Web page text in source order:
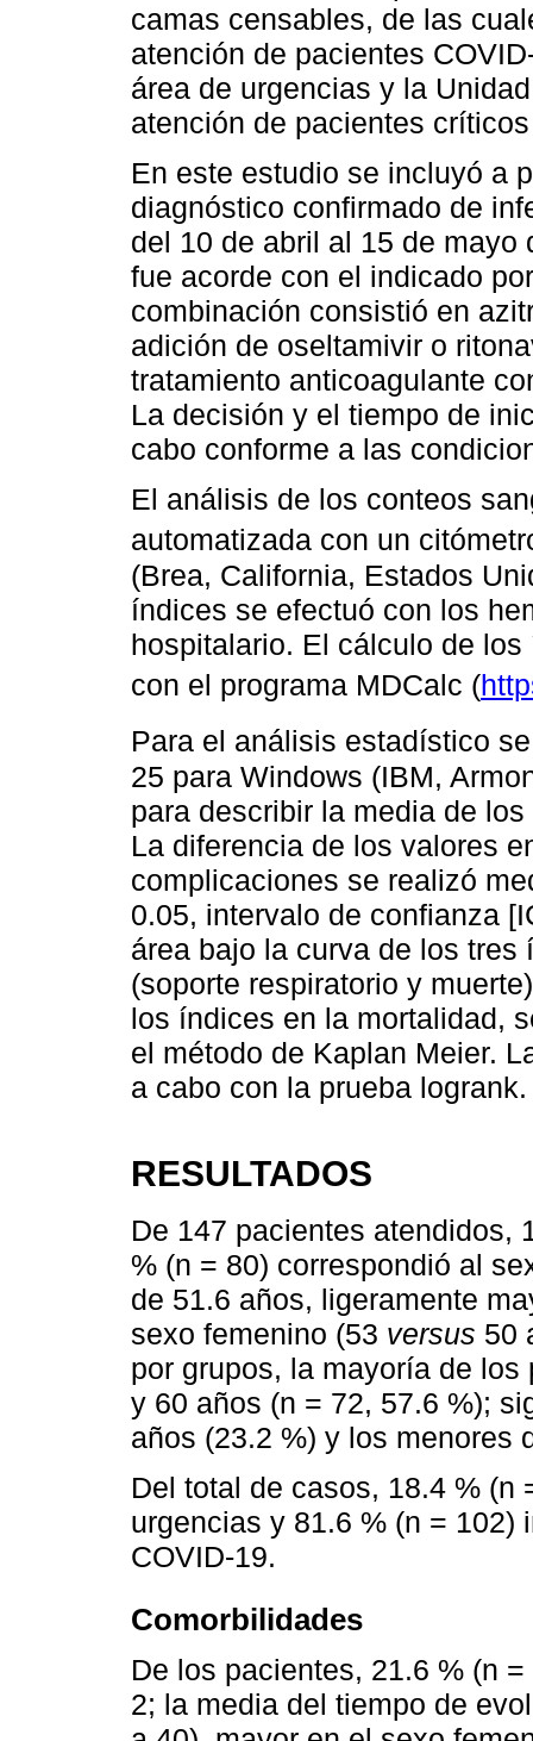
camas censables, de las
atención de pacientes
área de urgencias y la
atención de pacientes
En este estudio se incluyó a
diagnóstico confirmado de
del 10 de abril al 15 de
fue acorde con el indicado
combinación consistió en
adición de oseltamivir o
tratamiento anticoagulante
La decisión y el tiempo de
cabo conforme a las
El análisis de los conteos
automatizada con un
(Brea, California, Estados
índices se efectuó con los
hospitalario. El cálculo de
con el programa MDCalc (
Para el análisis estadístico
25 para Windows (IBM,
para describir la media de
La diferencia de los valores
complicaciones se realizó
0.05, intervalo de confianza
área bajo la curva de los
(soporte respiratorio y
los índices en la mortalidad,
el método de Kaplan Meier.
a cabo con la prueba logrank.
RESULTADOS
De 147 pacientes atendidos,
% (n = 80) correspondió al
de 51.6 años, ligeramente
sexo femenino (53 versus 50
por grupos, la mayoría de
y 60 años (n = 72, 57.6 %);
años (23.2 %) y los menores
Del total de casos, 18.4 % (n
urgencias y 81.6 % (n = 102)
COVID-19.
Comorbilidades
De los pacientes, 21.6 % (n
2; la media del tiempo de